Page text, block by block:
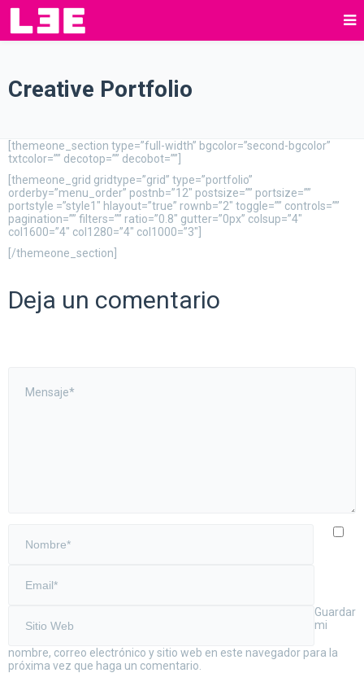
Creative Portfolio
[themeone_section type=”full-width” bgcolor=”second-bgcolor”
txtcolor=”” decotop=”” decobot=””]
[themeone_grid gridtype=”grid” type=”portfolio”
orderby=”menu_order” postnb=”12″ postsize=”” portsize=””
portstyle =”style1″ hlayout=”true” rownb=”2″ toggle=”” controls=””
pagination=”” filters=”” ratio=”0.8″ gutter=”0px” colsup=”4″
col1600=”4″ col1280=”4″ col1000=”3″]
[/themeone_section]
Deja un comentario
Guardar
mi
nombre, correo electrónico y sitio web en este navegador para la
próxima vez que haga un comentario.